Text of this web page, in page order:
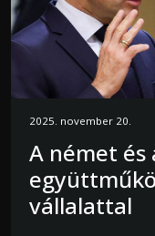
2025. november 20.
A német
vállalattal